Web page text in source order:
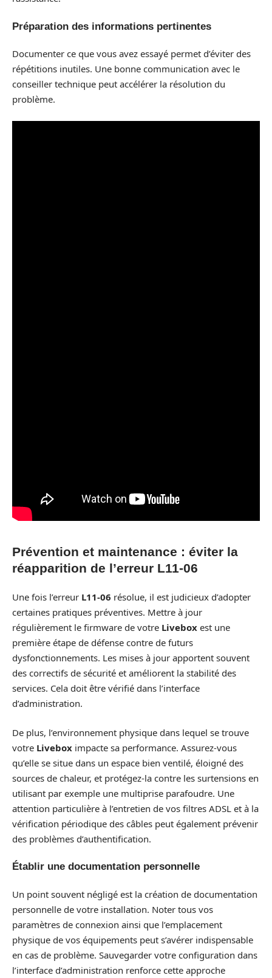
Préparation des informations pertinentes
Documenter ce que vous avez essayé permet d’éviter des
répétitions inutiles. Une bonne communication avec le
conseiller technique peut accélérer la résolution du
problème.
Prévention et maintenance : éviter la
réapparition de l’erreur L11-06
Une fois l’erreur L11-06 résolue, il est judicieux d’adopter
certaines pratiques préventives. Mettre à jour
régulièrement le firmware de votre Livebox est une
première étape de défense contre de futurs
dysfonctionnements. Les mises à jour apportent souvent
des correctifs de sécurité et améliorent la stabilité des
services. Cela doit être vérifié dans l’interface
d’administration.
De plus, l’environnement physique dans lequel se trouve
votre Livebox impacte sa performance. Assurez-vous
qu’elle se situe dans un espace bien ventilé, éloigné des
sources de chaleur, et protégez-la contre les surtensions en
utilisant par exemple une multiprise parafoudre. Une
attention particulière à l’entretien de vos filtres ADSL et à la
vérification périodique des câbles peut également prévenir
des problèmes d’authentification.
Établir une documentation personnelle
Un point souvent négligé est la création de documentation
personnelle de votre installation. Noter tous vos
paramètres de connexion ainsi que l’emplacement
physique de vos équipements peut s’avérer indispensable
en cas de problème. Sauvegarder votre configuration dans
l’interface d’administration renforce cette approche